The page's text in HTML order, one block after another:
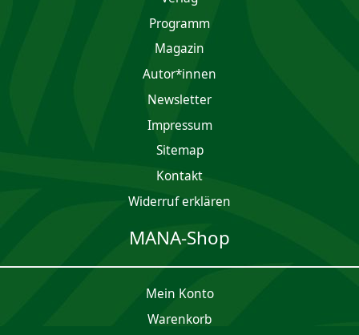
Programm
Magazin
Autor*innen
Newsletter
Impres­sum
Sitemap
Kontakt
Widerruf erklären
MANA-Shop
Mein Konto
Waren­korb